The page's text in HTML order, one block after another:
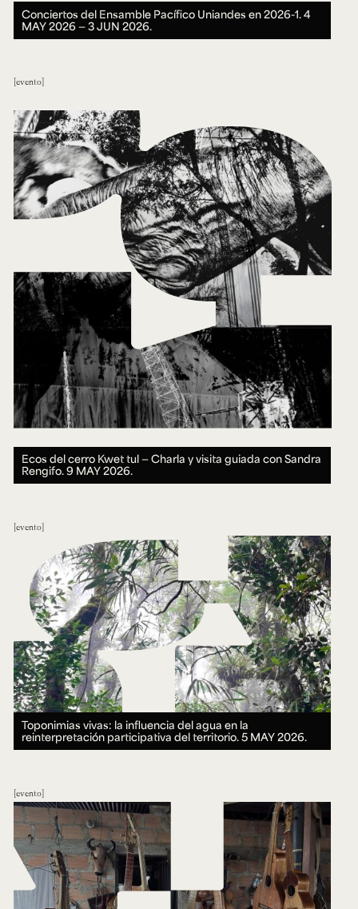
Conciertos del Ensamble Pacífico Uniandes en 2026-1.4
MAY 2026 ― 3 JUN 2026.
evento
Ecos del cerro Kwet tul — Charla y visita guiada con Sandra
Rengifo.9 MAY 2026.
evento
Toponimias vivas: la influencia del agua en la
reinterpretación participativa del territorio.5 MAY 2026.
evento